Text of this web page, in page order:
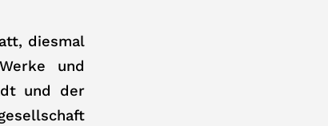
diesmal
und
und der